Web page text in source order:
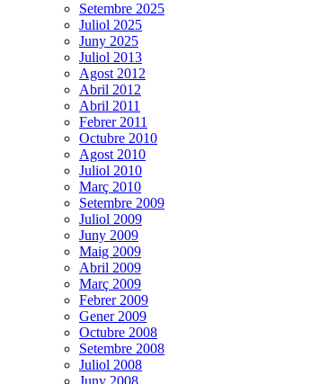
Setembre 2025
Juliol 2025
Juny 2025
Juliol 2013
Agost 2012
Abril 2012
Abril 2011
Febrer 2011
Octubre 2010
Agost 2010
Juliol 2010
Març 2010
Setembre 2009
Juliol 2009
Juny 2009
Maig 2009
Abril 2009
Març 2009
Febrer 2009
Gener 2009
Octubre 2008
Setembre 2008
Juliol 2008